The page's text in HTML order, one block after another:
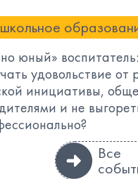
юный»
удовольствие от
инициативы,
и не
Все